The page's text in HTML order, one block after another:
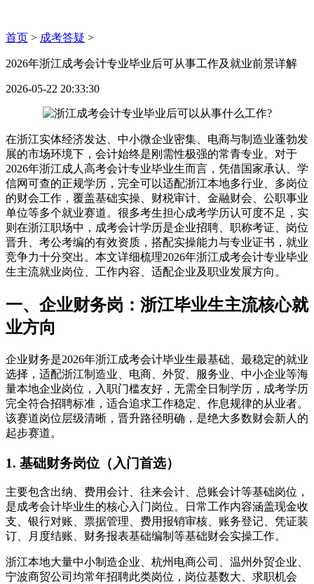
首页 > 成考答疑 >
2026年浙江成考会计专业毕业后可从事工作及就业前景详解
2026-05-22 20:33:30
在浙江实体经济发达、中小微企业密集、电商与制造业蓬勃发
展的市场环境下，会计始终是刚需性极强的常青专业。对于
2026年浙江成人高考会计专业毕业生而言，凭借国家承认、学
信网可查的正规学历，完全可以适配浙江本地多行业、多岗位
的财会工作，覆盖基础实操、财税审计、金融财会、公职事业
单位等多个就业赛道。很多考生担心成考学历认可度不足，实
则在浙江职场中，成考会计学历是企业招聘、职称考证、岗位
晋升、考公考编的有效资质，搭配实操能力与专业证书，就业
竞争力十分突出。本文详细梳理2026年浙江成考会计专业毕业
生主流就业岗位、工作内容、适配企业及职业发展方向。
一、企业财务岗：浙江毕业生主流核心就
业方向
企业财务是2026年浙江成考会计毕业生最基础、最稳定的就业
选择，适配浙江制造业、电商、外贸、服务业、中小企业等海
量本地企业岗位，入职门槛友好，无需全日制学历，成考学历
完全符合招聘标准，适合追求工作稳定、作息规律的从业者。
该赛道岗位层级清晰，晋升路径明确，是绝大多数财会新人的
起步赛道。
1. 基础财务岗位（入门首选）
主要包含出纳、费用会计、往来会计、总账会计等基础岗位，
是成考会计毕业生的核心入门岗位。日常工作内容涵盖现金收
支、银行对账、票据管理、费用报销审核、账务登记、凭证装
订、月度结账、财务报表基础编制等基础财会实操工作。
浙江本地大量中小制造企业、杭州电商公司、温州外贸企业、
宁波商贸公司均常年招聘此类岗位，岗位基数大、求职机会